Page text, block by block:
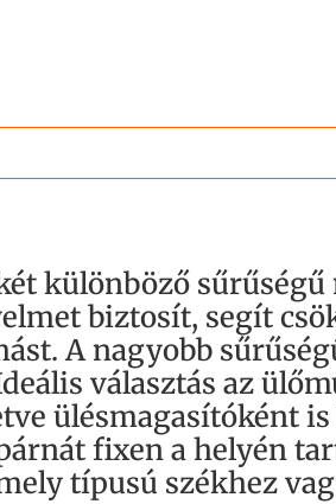
különböző
biztosít, segít
A nagyobb
választás az
ülésmagasítóként
fixen a helyén
típusú székhez